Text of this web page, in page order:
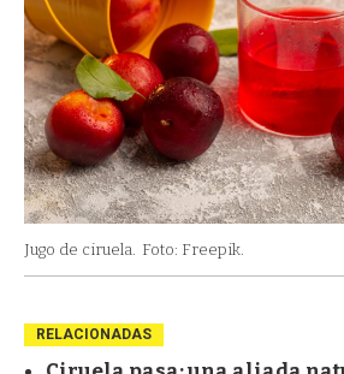
Jugo de ciruela. Foto: Freepik.
RELACIONADAS